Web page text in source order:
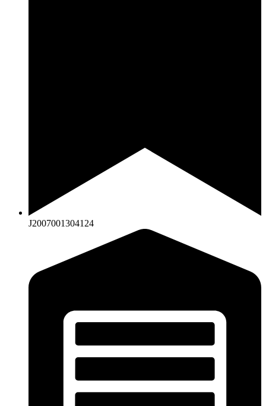
J2007001304124